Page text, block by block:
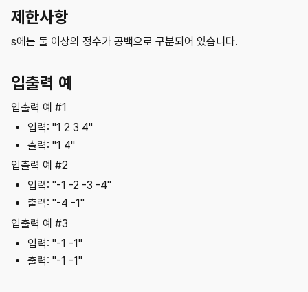
제한사항
s에는 둘 이상의 정수가 공백으로 구분되어 있습니다.
입출력 예
입출력 예 #1
입력: "1 2 3 4"
출력: "1 4"
입출력 예 #2
입력: "-1 -2 -3 -4"
출력: "-4 -1"
입출력 예 #3
입력: "-1 -1"
출력: "-1 -1"